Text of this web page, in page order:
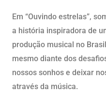
Em “Ouvindo estrelas”,
a história inspiradora de
produção musical no
mesmo diante dos
nossos sonhos e deixar
através da música.